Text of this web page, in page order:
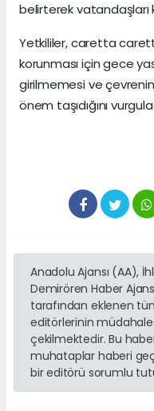
belirterek
Yetkililer, caretta
korunması için gece
girilmemesi ve
önem taşıdığını
Anadolu Ajansı (AA),
Demirören Haber
tarafından eklenen
editörlerinin
çekilmektedir. Bu
muhataplar haberi
bir editörü sorumlu